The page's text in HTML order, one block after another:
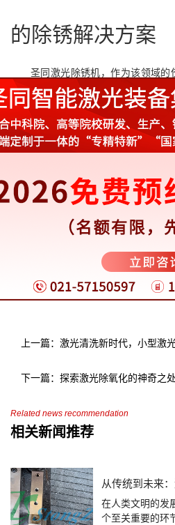
的除锈解决方案
圣同激光除锈机，作为该领域的
卓越的性能，赢得了市场的广泛认
系统，能够稳定输出高能量、高精度
时，也极大地提高了工作效率。同时
随着 圣同激光除锈机的广泛应用
前所未有的技术革新。这一创新不仅
有理由相信，在圣同等企业的引领下
为更多行业带来革命性的变化，共同
上一篇：激光清洗新时代，小型激
下一篇：探索激光除氧化的神奇之
Related news recommendation
相关新闻推荐
在人类文明的发
个至关重要的环